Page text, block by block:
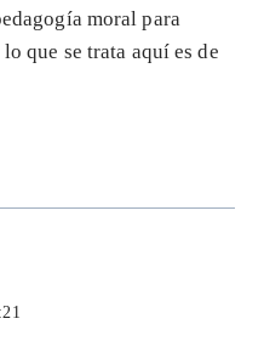
moral para
que se trata aquí es de